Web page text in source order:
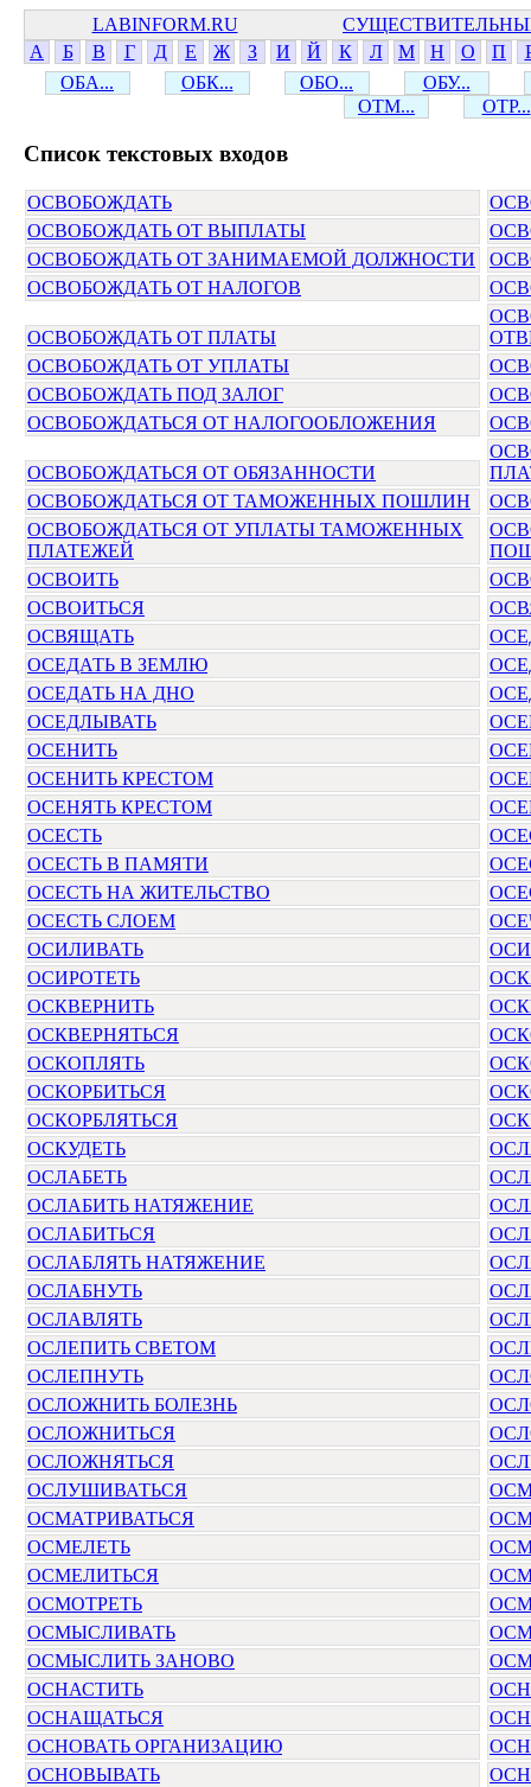
LABINFORM.RU
А
Б В Г Д Е Ж З И Й К Л М Н О П
ОБА...
ОБК... ОБО...
ОБУ...
ОТМ...
ОТР...
Cписок текстовых входов
ОСВОБОЖДАТЬ
ОСВОБОЖДАТЬ ОТ ВЫПЛАТЫ
ОСВОБОЖДАТЬ ОТ ЗАНИМАЕМОЙ ДОЛЖНОСТИ
ОСВОБОЖДАТЬ ОТ НАЛОГОВ
ОСВОБОЖДАТЬ ОТ ПЛАТЫ
ОСВОБОЖДАТЬ ОТ УПЛАТЫ
ОСВОБОЖДАТЬ ПОД ЗАЛОГ
ОСВОБОЖДАТЬСЯ ОТ НАЛОГООБЛОЖЕНИЯ
ОСВОБОЖДАТЬСЯ ОТ ОБЯЗАННОСТИ
ОСВОБОЖДАТЬСЯ ОТ ТАМОЖЕННЫХ ПОШЛИН
ОСВОБОЖДАТЬСЯ ОТ УПЛАТЫ ТАМОЖЕННЫХ
ПЛАТЕЖЕЙ
ОСВОИТЬ
ОСВОИТЬСЯ
ОСВЯЩАТЬ
ОСЕДАТЬ В ЗЕМЛЮ
ОСЕДАТЬ НА ДНО
ОСЕДЛЫВАТЬ
ОСЕНИТЬ
ОСЕНИТЬ КРЕСТОМ
ОСЕНЯТЬ КРЕСТОМ
ОСЕСТЬ
ОСЕСТЬ В ПАМЯТИ
ОСЕСТЬ НА ЖИТЕЛЬСТВО
ОСЕСТЬ СЛОЕМ
ОСИЛИВАТЬ
ОСИРОТЕТЬ
ОСКВЕРНИТЬ
ОСКВЕРНЯТЬСЯ
ОСКОПЛЯТЬ
ОСКОРБИТЬСЯ
ОСКОРБЛЯТЬСЯ
ОСКУДЕТЬ
ОСЛАБЕТЬ
ОСЛАБИТЬ НАТЯЖЕНИЕ
ОСЛАБИТЬСЯ
ОСЛАБЛЯТЬ НАТЯЖЕНИЕ
ОСЛАБНУТЬ
ОСЛАВЛЯТЬ
ОСЛЕПИТЬ СВЕТОМ
ОСЛЕПНУТЬ
ОСЛОЖНИТЬ БОЛЕЗНЬ
ОСЛОЖНИТЬСЯ
ОСЛОЖНЯТЬСЯ
ОСЛУШИВАТЬСЯ
ОСМАТРИВАТЬСЯ
ОСМЕЛЕТЬ
ОСМЕЛИТЬСЯ
ОСМОТРЕТЬ
ОСМЫСЛИВАТЬ
ОСМЫСЛИТЬ ЗАНОВО
ОСНАСТИТЬ
ОСНАЩАТЬСЯ
ОСНОВАТЬ ОРГАНИЗАЦИЮ
ОСНОВЫВАТЬ